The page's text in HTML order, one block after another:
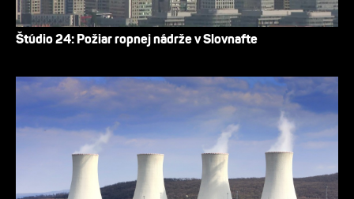
Štúdio 24: Požiar ropnej nádrže v Slovnafte